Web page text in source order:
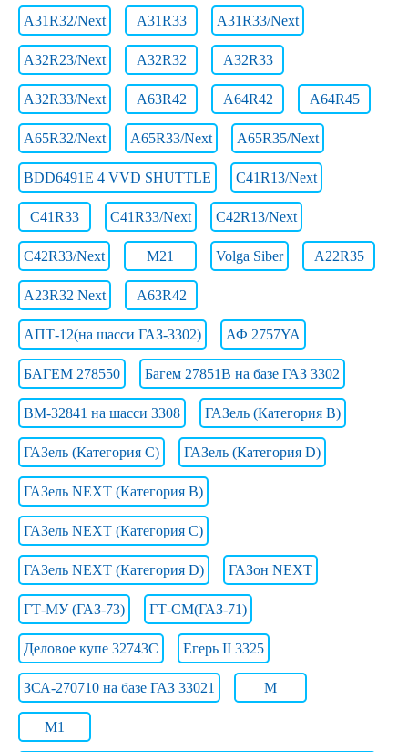
A31R32/Next A31R33 A31R33/Next
A32R23/Next A32R32 A32R33
A32R33/Next A63R42 A64R42 A64R45
A65R32/Next A65R33/Next A65R35/Next
BDD6491E 4 VVD SHUTTLE C41R13/Next
C41R33 C41R33/Next C42R13/Next
C42R33/Next M21 Volga Siber А22R35
А23R32 Next А63R42
АПТ-12(на шасси ГАЗ-3302) АФ 2757YA
БАГЕМ 278550 Багем 27851В на базе ГАЗ 3302
ВМ-32841 на шасси 3308 ГАЗель (Категория B)
ГАЗель (Категория C) ГАЗель (Категория D)
ГАЗель NEXT (Категория B)
ГАЗель NEXT (Категория C)
ГАЗель NEXT (Категория D) ГАЗон NEXT
ГТ-МУ (ГАЗ-73) ГТ-СМ(ГАЗ-71)
Деловое купе 32743С Егерь II 3325
ЗСА-270710 на базе ГАЗ 33021 М
М1